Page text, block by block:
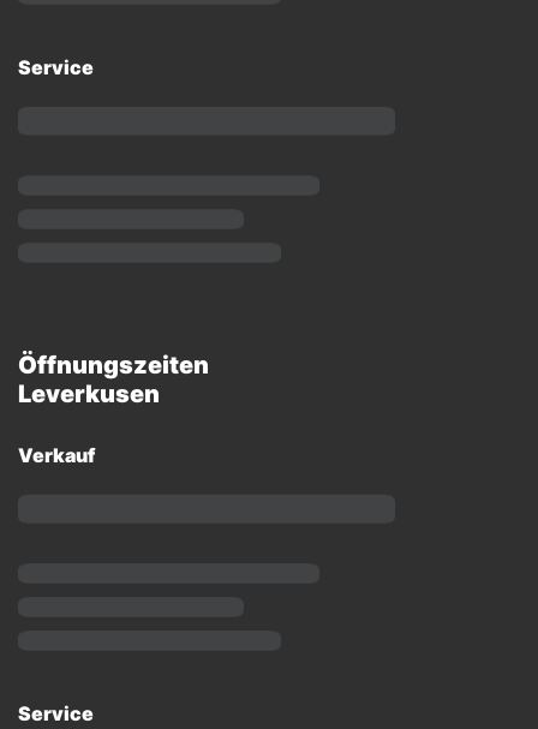
Service
Öffnungszeiten
Leverkusen
Verkauf
Service